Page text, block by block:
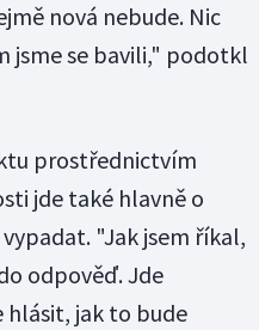
nová nebude. Nic
jsme se bavili," podotkl
prostřednictvím
jde také hlavně o
"Jak jsem říkal,
odpověď. Jde
hlásit, jak to bude